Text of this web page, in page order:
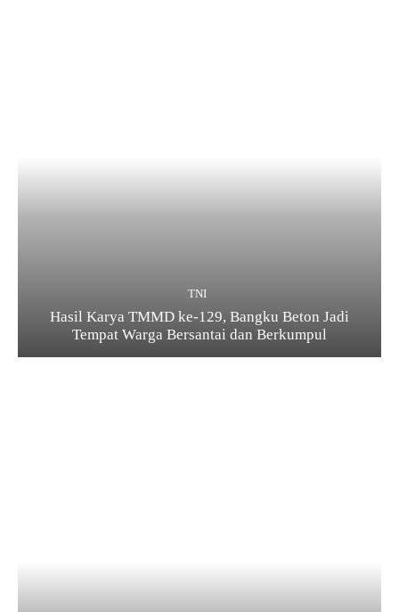
TNI
Hasil Karya TMMD ke-129, Bangku Beton Jadi
Tempat Warga Bersantai dan Berkumpul